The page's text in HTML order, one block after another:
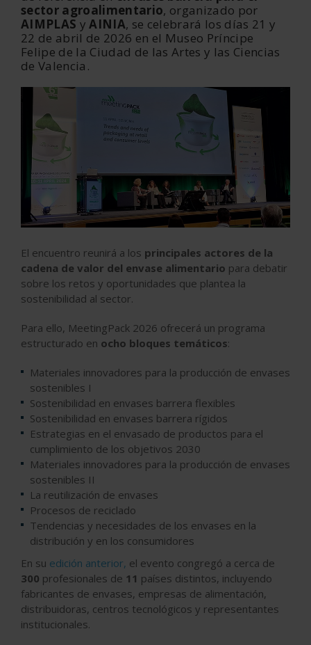
sector agroalimentario, organizado por
AIMPLAS yAINIA, se celebrará los días 21 y
22 de abril de 2026 en el Museo Príncipe
Felipe de la Ciudad de las Artes y las Ciencias
de Valencia.
El encuentro reunirá a los principales actores de la
cadena de valor del envase alimentario para debatir
sobre los retos y oportunidades que plantea la
sostenibilidad al sector.
Para ello, MeetingPack 2026 ofrecerá un programa
estructurado en ocho bloques temáticos:
Materiales innovadores para la producción de envases
sostenibles I
Sostenibilidad en envases barrera flexibles
Sostenibilidad en envases barrera rígidos
Estrategias en el envasado de productos para el
cumplimiento de los objetivos 2030
Materiales innovadores para la producción de envases
sostenibles II
La reutilización de envases
Procesos de reciclado
Tendencias y necesidades de los envases en la
distribución y en los consumidores
En su edición anterior, el evento congregó a cerca de
300 profesionales de 11 países distintos, incluyendo
fabricantes de envases, empresas de alimentación,
distribuidoras, centros tecnológicos y representantes
institucionales.